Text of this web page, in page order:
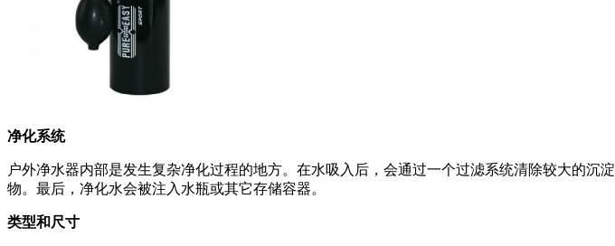
净化系统
户外净水器内部是发生复杂净化过程的地方。在水吸入后，会通过一个过滤系统清除较大的
物。最后，净化水会被注入水瓶或其它存储容器。
类型和尺寸